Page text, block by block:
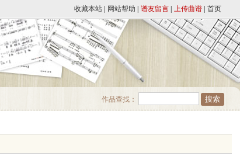
收藏本站 网站帮助 谱友留言 上传曲谱 首页
作品查找：